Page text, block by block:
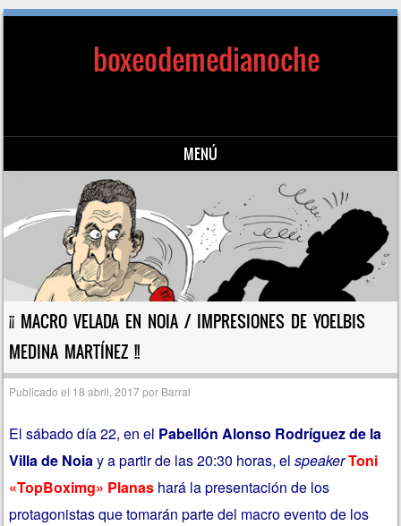
boxeodemedianoche
MENÚ
Saltar al contenido
¡¡ MACRO VELADA EN NOIA / IMPRESIONES DE YOELBIS
MEDINA MARTÍNEZ !!
Publicado el 18 abril, 2017por Barral
El sábado día 22, en el Pabellón Alonso Rodríguez de la
Villa de Noiay a partir de las 20:30 horas, elspeakerToni
«TopBoximg» Planas hará la presentación de los
protagonistas que tomarán parte del macro evento de los